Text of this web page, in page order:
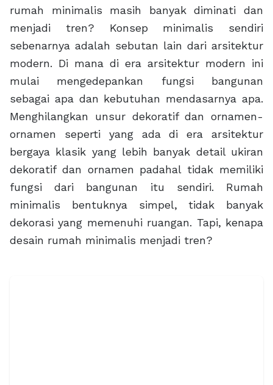
rumah minimalis masih banyak diminati dan
menjadi tren? Konsep minimalis sendiri
sebenarnya adalah sebutan lain dari arsitektur
modern. Di mana di era arsitektur modern ini
mulai mengedepankan fungsi bangunan
sebagai apa dan kebutuhan mendasarnya apa.
Menghilangkan unsur dekoratif dan ornamen-
ornamen seperti yang ada di era arsitektur
bergaya klasik yang lebih banyak detail ukiran
dekoratif dan ornamen padahal tidak memiliki
fungsi dari bangunan itu sendiri. Rumah
minimalis bentuknya simpel, tidak banyak
dekorasi yang memenuhi ruangan. Tapi, kenapa
desain rumah minimalis menjadi tren?